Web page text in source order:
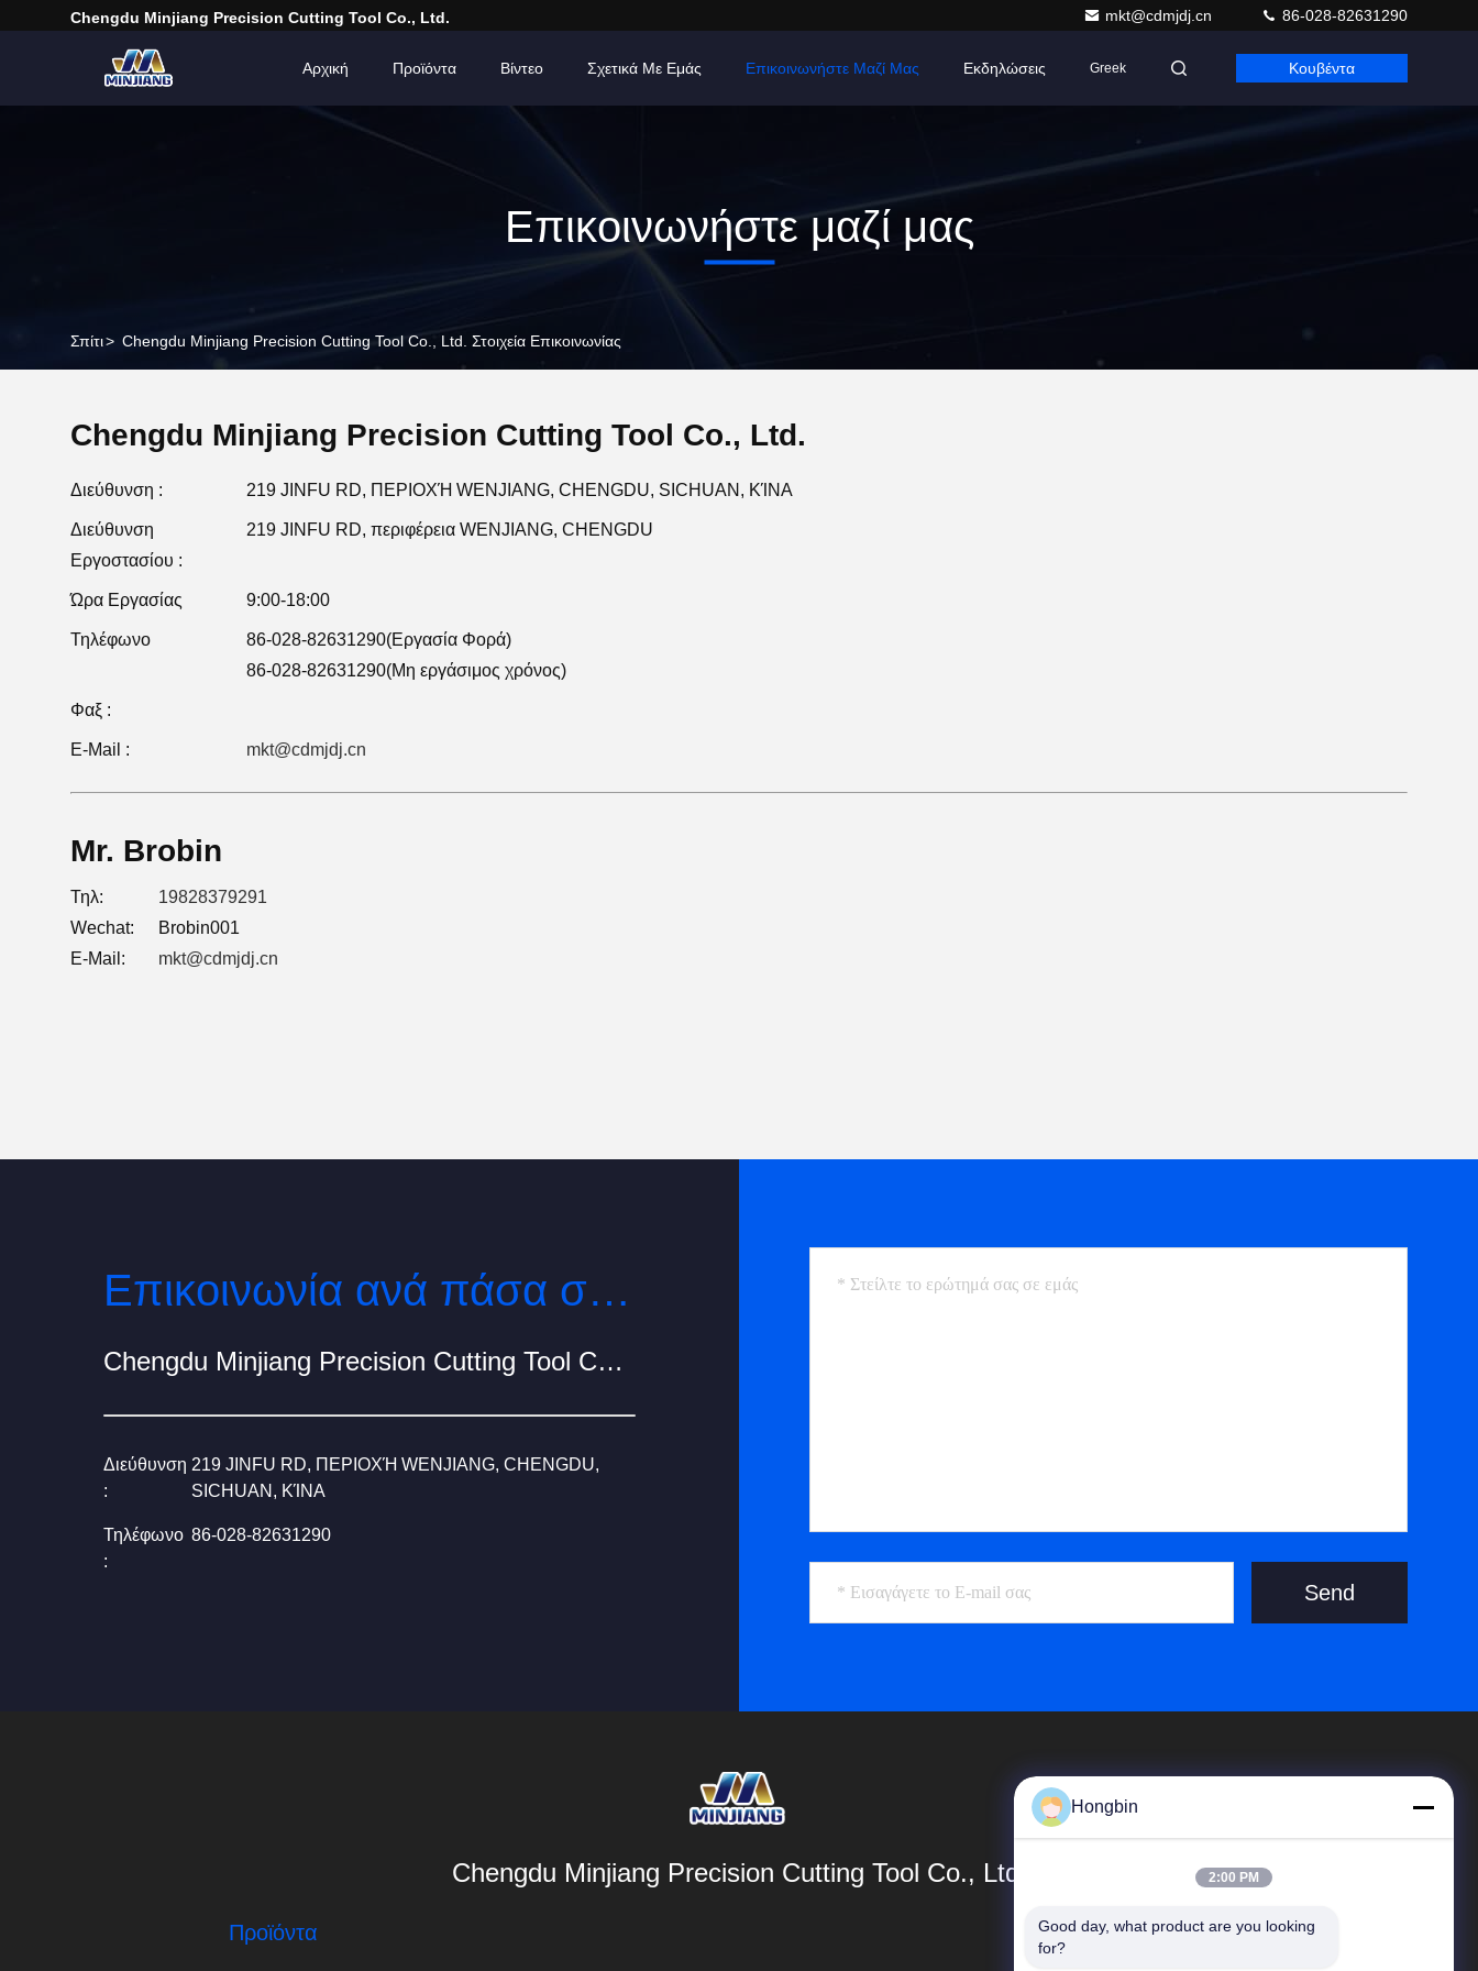
Chengdu Minjiang Precision Cutting Tool Co., Ltd. mkt@cdmjdj.cn 86-028-82631290
Αρχική Προϊόντα Βίντεο Σχετικά Με Εμάς Επικοινωνήστε Μαζί Μας Εκδηλώσεις Greek Κουβέντα
Επικοινωνήστε μαζί μας
Σπίτι> Chengdu Minjiang Precision Cutting Tool Co., Ltd. Στοιχεία Επικοινωνίας
Chengdu Minjiang Precision Cutting Tool Co., Ltd.
Διεύθυνση : 219 JINFU RD, ΠΕΡΙΟΧΉ WENJIANG, CHENGDU, SICHUAN, ΚΊΝΑ
Διεύθυνση
Εργοστασίου :
219 JINFU RD, περιφέρεια WENJIANG, CHENGDU
Ώρα Εργασίας 9:00-18:00
Τηλέφωνο
86-028-82631290(Εργασία Φορά)
86-028-82631290(Μη εργάσιμος χρόνος)
Φαξ :
E-Mail : mkt@cdmjdj.cn
Mr. Brobin
Τηλ:
19828379291
Wechat:
Brobin001
E-Mail:
mkt@cdmjdj.cn
Επικοινωνία ανά πάσα στιγμή
Chengdu Minjiang Precision Cutting Tool Co., Ltd.
Διεύθυνση
:
219 JINFU RD, ΠΕΡΙΟΧΉ WENJIANG, CHENGDU,
SICHUAN, ΚΊΝΑ
Τηλέφωνο
:
86-028-82631290
Send
Chengdu Minjiang Precision Cutting Tool Co., Ltd.
Προϊόντα Γρήγοροι Σύνδεσμοι
Hongbin
2:00 PM
Good day, what product are you looking
for?